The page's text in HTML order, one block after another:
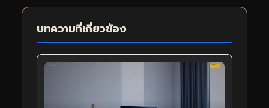
บทความที่เกี่ยวข้อง